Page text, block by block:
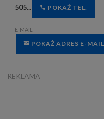
505... POKAŻ TEL.
E-MAIL
POKAŻ ADRES E-MAIL
REKLAMA